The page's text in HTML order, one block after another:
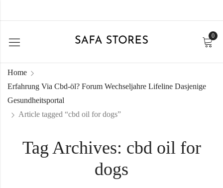
0
Tag Archives: cbd oil for
dogs
Home
Erfahrung Via Cbd-öl? Forum Wechseljahre Lifeline Dasjenige
Gesundheitsportal
Article tagged “cbd oil for dogs”